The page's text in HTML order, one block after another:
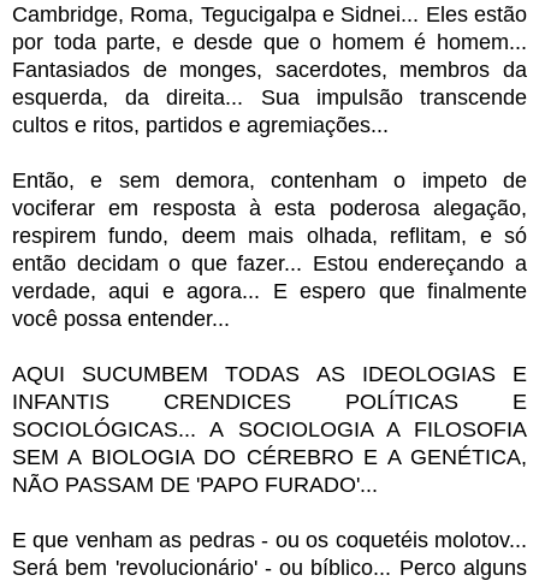
Cambridge, Roma, Tegucigalpa e Sidnei... Eles estão
por toda parte, e desde que o homem é homem...
Fantasiados de monges, sacerdotes, membros da
esquerda, da direita... Sua impulsão transcende
cultos e ritos, partidos e agremiações...
Então, e sem demora, contenham o impeto de
vociferar em resposta à esta poderosa alegação,
respirem fundo, deem mais olhada, reflitam, e só
então decidam o que fazer... Estou endereçando a
verdade, aqui e agora... E espero que finalmente
você possa entender...
AQUI SUCUMBEM TODAS AS IDEOLOGIAS E
INFANTIS CRENDICES POLÍTICAS E
SOCIOLÓGICAS... A SOCIOLOGIA A FILOSOFIA
SEM A BIOLOGIA DO CÉREBRO E A GENÉTICA,
NÃO PASSAM DE 'PAPO FURADO'...
E que venham as pedras - ou os coquetéis molotov...
Será bem 'revolucionário' - ou bíblico... Perco alguns